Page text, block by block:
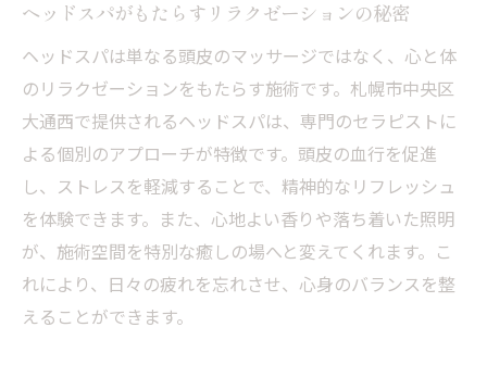
ストレス解消に最適なヘッドスパの効果
札幌で見つける上質なヘッドスパサロン
贅沢な時間を演出する施術内容
心と体にやさしいヘッドスパ体験
札幌の自然と調和するリラクゼーション
ストレス社会でのヘッドスパの役割
大通西のヘッドスパが心と頭皮に与える効果と
は
大通西で体感できるヘッドスパの特長
ヘッドスパがもたらすリラクゼーションの秘密
ヘッドスパは単なる頭皮のマッサージではなく、心と体
のリラクゼーションをもたらす施術です。札幌市中央区
大通西で提供されるヘッドスパは、専門のセラピストに
よる個別のアプローチが特徴です。頭皮の血行を促進
し、ストレスを軽減することで、精神的なリフレッシュ
を体験できます。また、心地よい香りや落ち着いた照明
が、施術空間を特別な癒しの場へと変えてくれます。こ
れにより、日々の疲れを忘れさせ、心身のバランスを整
えることができます。